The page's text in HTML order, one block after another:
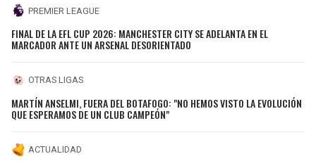
PREMIER LEAGUE
FINAL DE LA EFL CUP 2026: MANCHESTER CITY SE ADELANTA EN EL
MARCADOR ANTE UN ARSENAL DESORIENTADO
OTRAS LIGAS
MARTÍN ANSELMI, FUERA DEL BOTAFOGO: "NO HEMOS VISTO LA EVOLUCIÓN
QUE ESPERAMOS DE UN CLUB CAMPEÓN"
ACTUALIDAD